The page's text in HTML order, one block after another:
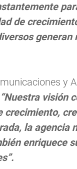
de
generan
y
“Nuestra visión
crecimiento,
la agencia
enriquece